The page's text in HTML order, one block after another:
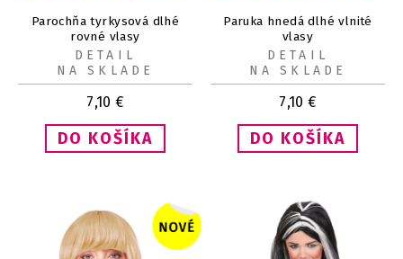
Parochňa tyrkysová dlhé
rovné vlasy
7,10 €
DETAIL
NA SKLADE
Paruka hnedá dlhé vlnité
vlasy
7,10 €
DETAIL
NA SKLADE